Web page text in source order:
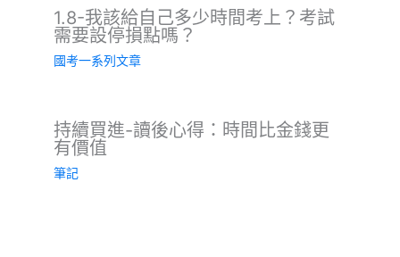
1.8-我該給自己多少時間考上？考試
需要設停損點嗎？
國考一系列文章
持續買進-讀後心得：時間比金錢更
有價值
筆記